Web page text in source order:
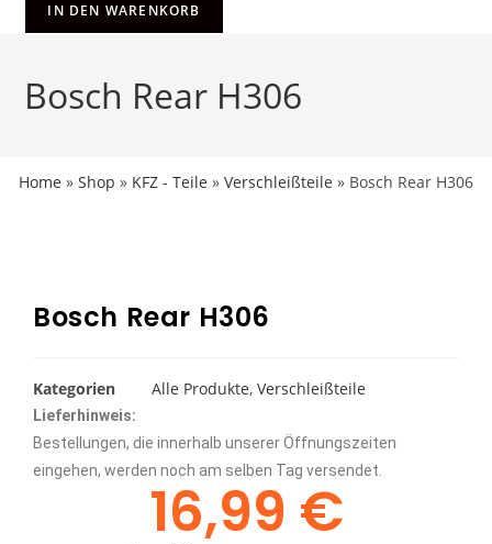
IN DEN WARENKORB
Bosch Rear H306
Home » Shop » KFZ - Teile » Verschleißteile » Bosch Rear H306
Bosch Rear H306
Kategorien Alle Produkte, Verschleißteile
Lieferhinweis:
Bestellungen, die innerhalb unserer Öffnungszeiten
eingehen, werden noch am selben Tag versendet.
16,99 €